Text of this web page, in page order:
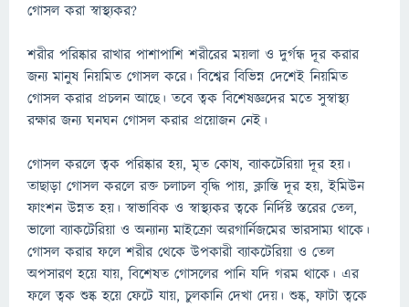
গোসল করা স্বাস্থ্যকর?
শরীর পরিষ্কার রাখার পাশাপাশি শরীরের ময়লা ও দুর্গন্ধ দূর করার
জন্য মানুষ নিয়মিত গোসল করে। বিশ্বের বিভিন্ন দেশেই নিয়মিত
গোসল করার প্রচলন আছে। তবে ত্বক বিশেষজ্ঞদের মতে সুস্বাস্থ্য
রক্ষার জন্য ঘনঘন গোসল করার প্রয়োজন নেই।
গোসল করলে ত্বক পরিষ্কার হয়, মৃত কোষ, ব্যাকটেরিয়া দূর হয়।
তাছাড়া গোসল করলে রক্ত চলাচল বৃদ্ধি পায়, ক্লান্তি দূর হয়, ইমিউন
ফাংশন উন্নত হয়। স্বাভাবিক ও স্বাস্থ্যকর ত্বকে নির্দিষ্ট স্তরের তেল,
ভালো ব্যাকটেরিয়া ও অন্যান্য মাইক্রো অরগার্নিজমের ভারসাম্য থাকে।
গোসল করার ফলে শরীর থেকে উপকারী ব্যাকটেরিয়া ও তেল
অপসারণ হয়ে যায়, বিশেষত গোসলের পানি যদি গরম থাকে। এর
ফলে ত্বক শুষ্ক হয়ে ফেটে যায়, চুলকানি দেখা দেয়। শুষ্ক, ফাটা ত্বকে